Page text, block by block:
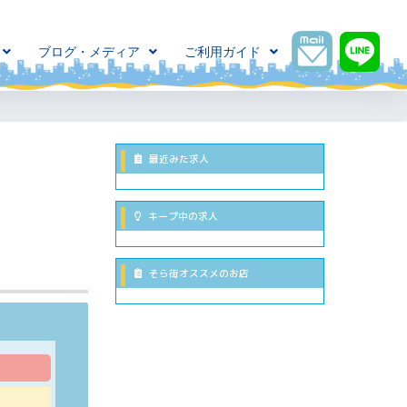
ブログ・メディア ご利用ガイド
最近みた求人
キープ中の求人
そら街オススメのお店